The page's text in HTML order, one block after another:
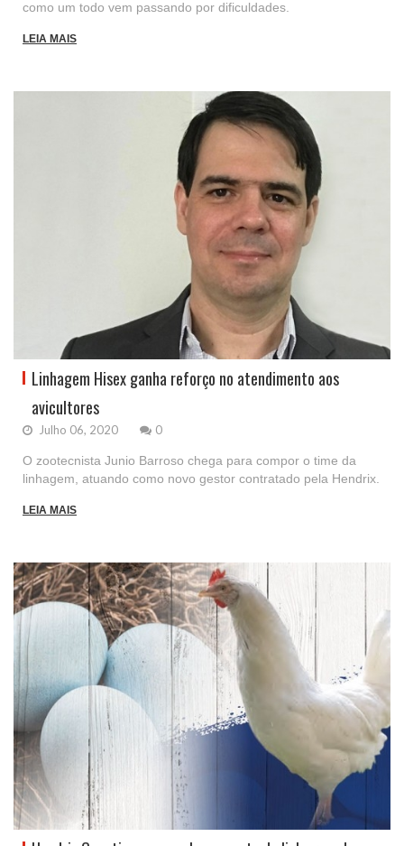
como um todo vem passando por dificuldades.
LEIA MAIS
Linhagem Hisex ganha reforço no atendimento aos
avicultores
Julho 06, 2020 0
O zootecnista Junio Barroso chega para compor o time da
linhagem, atuando como novo gestor contratado pela Hendrix.
LEIA MAIS